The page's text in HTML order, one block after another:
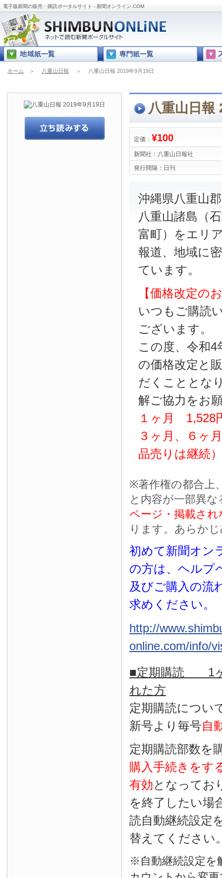
電子版新聞の販売・購読ポータルサイト - 新聞オンライン.COM
ホーム ＞ 八重山日報 ＞ 八重山日報 2019年9月19日
八重山日報
定価： ¥100
新聞社： 八重山日報社
発行間隔： 日刊
沖縄県八重山
八重山諸島（
富町）をエリ
報道、地域に
ています。
【価格改定の
いつもご購読
ございます。
この度、令和4
の価格改定と
だくこととな
解ご協力をお
１ヶ月 1,528
３ヶ月、６ヶ
品売りは継続）
※著作権の都合上
と内容が一部異な
ページ・掲載され
ります。あらか
初めて新聞オン
の方は、ヘルプ
及びご購入の流
求めください。
http://
online.com/info/
■定期購読 1ヶ
れた方
定期購読につい
新号より毎号自
定期購読部数を
購入手続きをす
有効となってお
を終了したい場
読自動継続設定
替えてください
※自動継続設定を